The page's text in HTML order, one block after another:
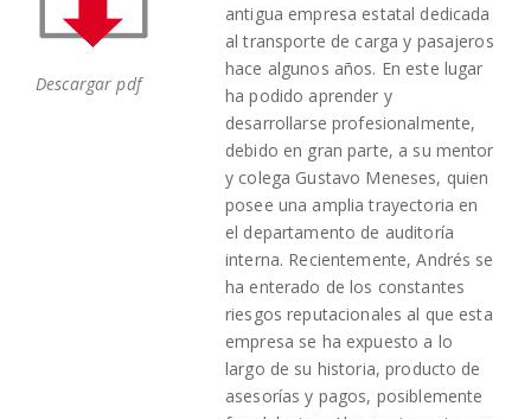
Descargar pdf
antigua empresa estatal dedicada
al transporte de carga y pasajeros
hace algunos años. En este lugar
ha podido aprender y
desarrollarse profesionalmente,
debido en gran parte, a su mentor
y colega Gustavo Meneses, quien
posee una amplia trayectoria en
el departamento de auditoría
interna. Recientemente, Andrés se
ha enterado de los constantes
riesgos reputacionales al que esta
empresa se ha expuesto a lo
largo de su historia, producto de
asesorías y pagos, posiblemente